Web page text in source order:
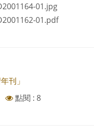
01.jpg
01.pdf
刊」
點閱 : 8